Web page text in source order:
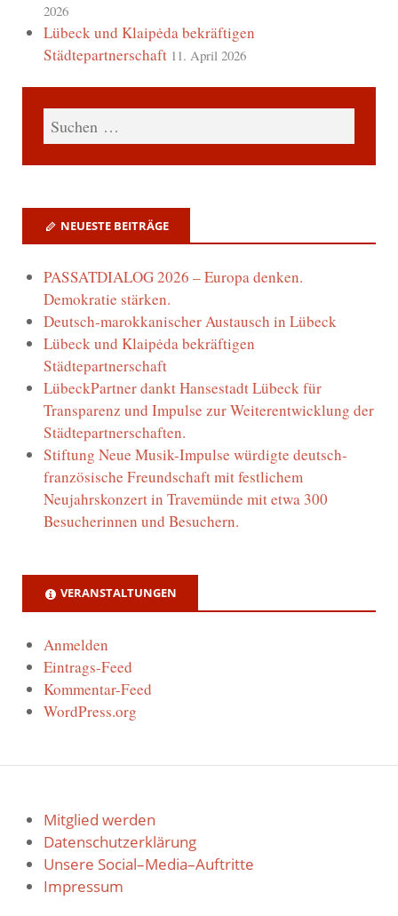
2026
Lübeck und Klaipėda bekräftigen
Städtepartnerschaft 11. April 2026
NEUESTE BEITRÄGE
PASSATDIALOG 2026 – Europa denken.
Demokratie stärken.
Deutsch-marokkanischer Austausch in Lübeck
Lübeck und Klaipėda bekräftigen
Städtepartnerschaft
LübeckPartner dankt Hansestadt Lübeck für
Transparenz und Impulse zur Weiterentwicklung der
Städtepartnerschaften.
Stiftung Neue Musik-Impulse würdigte deutsch-
französische Freundschaft mit festlichem
Neujahrskonzert in Travemünde mit etwa 300
Besucherinnen und Besuchern.
VERANSTALTUNGEN
Anmelden
Eintrags-Feed
Kommentar-Feed
WordPress.org
Mitglied werden
Datenschutzerklärung
Unsere Social–Media–Auftritte
Impressum